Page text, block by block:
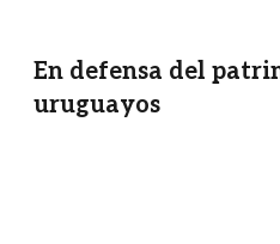
En defensa del
uruguayos